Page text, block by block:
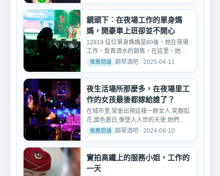
鏡頭下︰在夜場工作的單身媽
媽，開豪車上班卻並不開心
12819 這位單身媽媽是80後，她在夜場
工作，負責酒水的銷售，在這里，她每
天都會遇到各種各樣的人...
鋼琴酒吧 · 2025-04-11
夜生活場所那麼多，在夜場里工
作的女孩最後都嫁給誰了？
在城市里,常會出現這樣一群女人.笑顏如
花,面色蒼白,像墜入人世的天使.她們低
調,沉默,流離于網絡,...鋼琴酒吧 · 2024-08-10
實拍高鐵上的服務小姐，工作的
一天